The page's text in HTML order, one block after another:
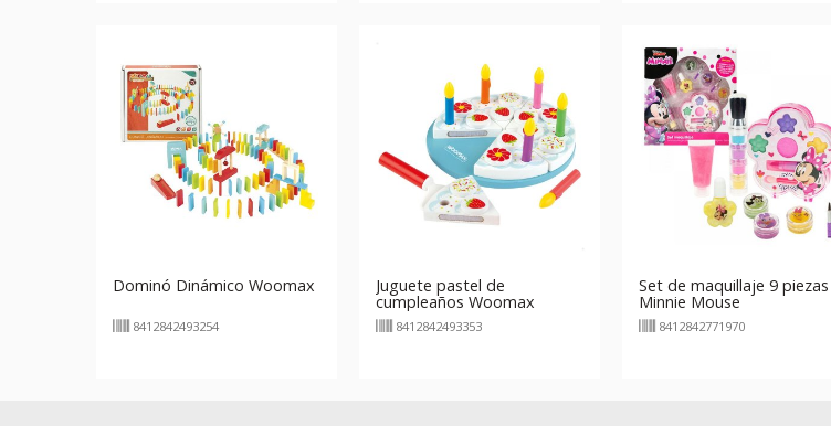
Dominó Dinámico Woomax
8412842493254
Juguete pastel de
cumpleaños Woomax
8412842493353
Set de maquillaje 9 piezas
Minnie Mouse
8412842771970